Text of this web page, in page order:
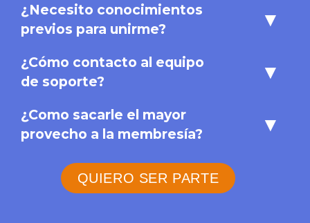
¿Necesito conocimientos
previos para unirme?
▾
¿Cómo contacto al equipo
de soporte?
▾
¿Como sacarle el mayor
provecho a la membresía?
▾
QUIERO SER PARTE